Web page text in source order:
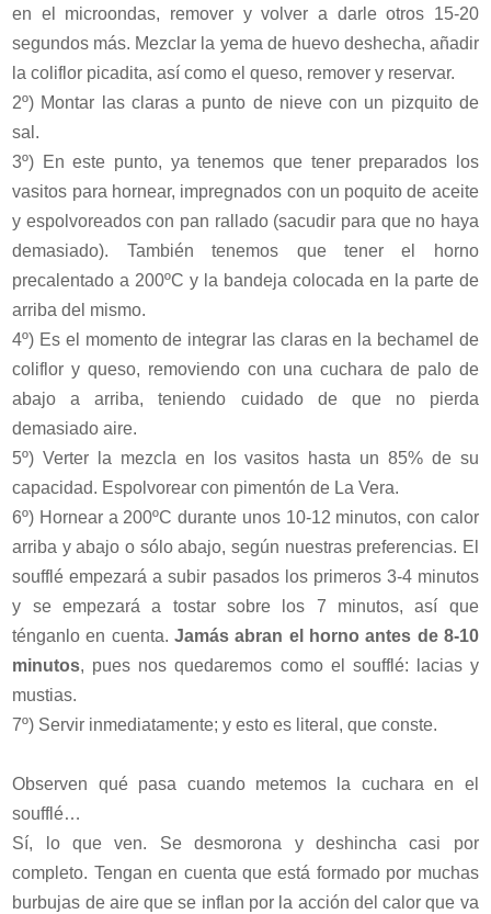
en el microondas, remover y volver a darle otros 15-20
segundos más. Mezclar la yema de huevo deshecha, añadir
la coliflor picadita, así como el queso, remover y reservar.
2º) Montar las claras a punto de nieve con un pizquito de
sal.
3º) En este punto, ya tenemos que tener preparados los
vasitos para hornear, impregnados con un poquito de aceite
y espolvoreados con pan rallado (sacudir para que no haya
demasiado). También tenemos que tener el horno
precalentado a 200ºC y la bandeja colocada en la parte de
arriba del mismo.
4º) Es el momento de integrar las claras en la bechamel de
coliflor y queso, removiendo con una cuchara de palo de
abajo a arriba, teniendo cuidado de que no pierda
demasiado aire.
5º) Verter la mezcla en los vasitos hasta un 85% de su
capacidad. Espolvorear con pimentón de La Vera.
6º) Hornear a 200ºC durante unos 10-12 minutos, con calor
arriba y abajo o sólo abajo, según nuestras preferencias. El
soufflé empezará a subir pasados los primeros 3-4 minutos
y se empezará a tostar sobre los 7 minutos, así que
ténganlo en cuenta.Jamás abran el horno antes de 8-10
minutos, pues nos quedaremos como el soufflé: lacias y
mustias.
7º) Servir inmediatamente; y esto es literal, que conste.
Observen qué pasa cuando metemos la cuchara en el
soufflé…
Sí, lo que ven. Se desmorona y deshincha casi por
completo. Tengan en cuenta que está formado por muchas
burbujas de aire que se inflan por la acción del calor que va